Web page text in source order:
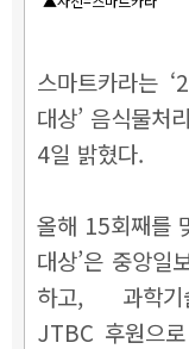
스마트카라는
대상’ 음식물처
4일 밝혔다.
올해 15회째를
대상’은 중앙일
하고, 과학기
JTBC 후원으